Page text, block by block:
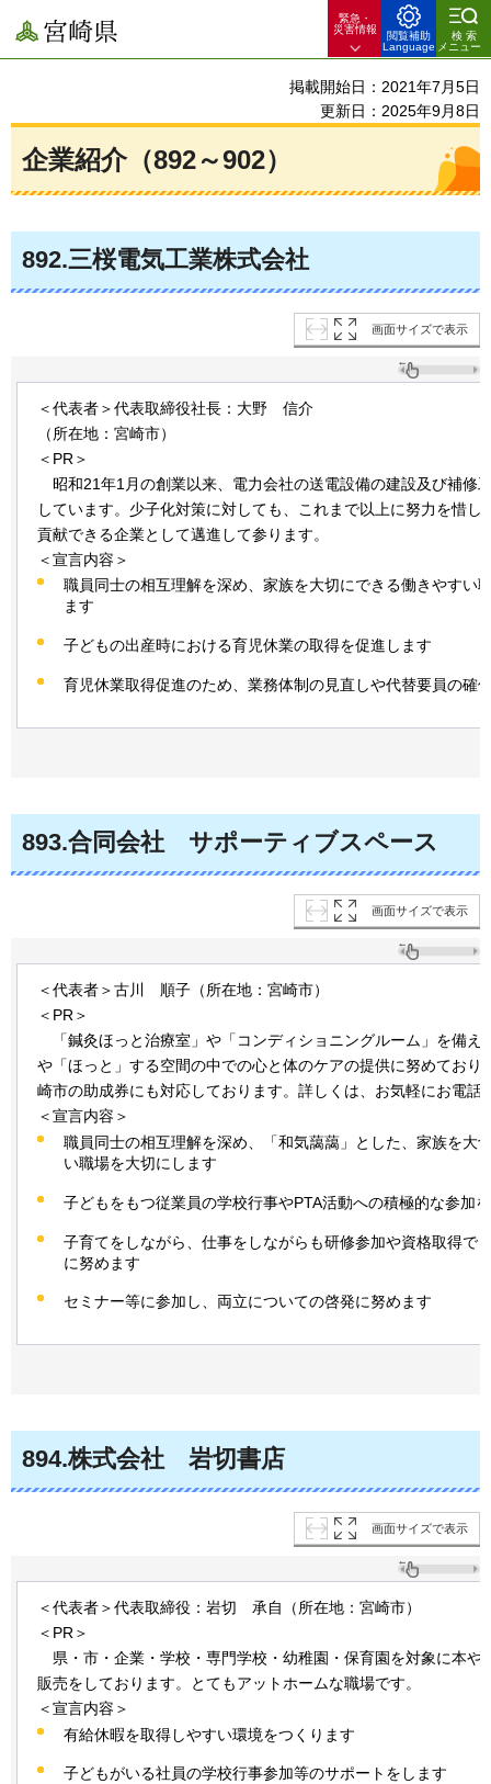
宮崎県
緊急・
災害情報
閲覧補助
Language
検索
メニュー
掲載開始日：2021年7月5日
更新日：2025年9月8日
企業紹介（892～902）
892.三桜電気工業株式会社
画面サイズで表示
＜代表者＞代表取締役社長：大野 信介
（所在地：宮崎市）
＜PR＞
昭和21年1月の創業以来、電力会社の送電設備の建設及び補修
しています。少子化対策に対しても、これまで以上に努力を惜し
貢献できる企業として邁進して参ります。
＜宣言内容＞
職員同士の相互理解を深め、家族を大切にできる働きやすい
ます
子どもの出産時における育児休業の取得を促進します
育児休業取得促進のため、業務体制の見直しや代替要員の確
893.合同会社 サポーティブスペース
画面サイズで表示
＜代表者＞古川 順子（所在地：宮崎市）
＜PR＞
「鍼灸ほっと治療室」や「コンディショニングルーム」を備え
や「ほっと」する空間の中での心と体のケアの提供に努めており
崎市の助成券にも対応しております。詳しくは、お気軽にお電話
＜宣言内容＞
職員同士の相互理解を深め、「和気藹藹」とした、家族を大
い職場を大切にします
子どもをもつ従業員の学校行事やPTA活動への積極的な参加
子育てをしながら、仕事をしながらも研修参加や資格取得で
に努めます
セミナー等に参加し、両立についての啓発に努めます
894.株式会社 岩切書店
画面サイズで表示
＜代表者＞代表取締役：岩切 承自（所在地：宮崎市）
＜PR＞
県 ・市・企業・学校・専門学校・幼稚園・保育園を対象に本
販売をしております。とてもアットホームな職場です。
＜宣言内容＞
有給休暇を取得しやすい環境をつくります
子どもがいる社員の学校行事参加等のサポートをします